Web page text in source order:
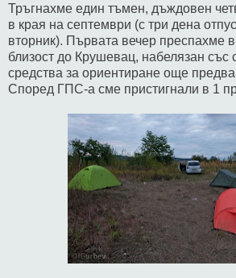
Тръгнахме един тъмен, дъждовен
в края на септември (с три дена
вторник). Първата вечер преспахме
близост до Крушевац, набелязан със
средства за ориентиране още
Според ГПС-а сме пристигнали в 1